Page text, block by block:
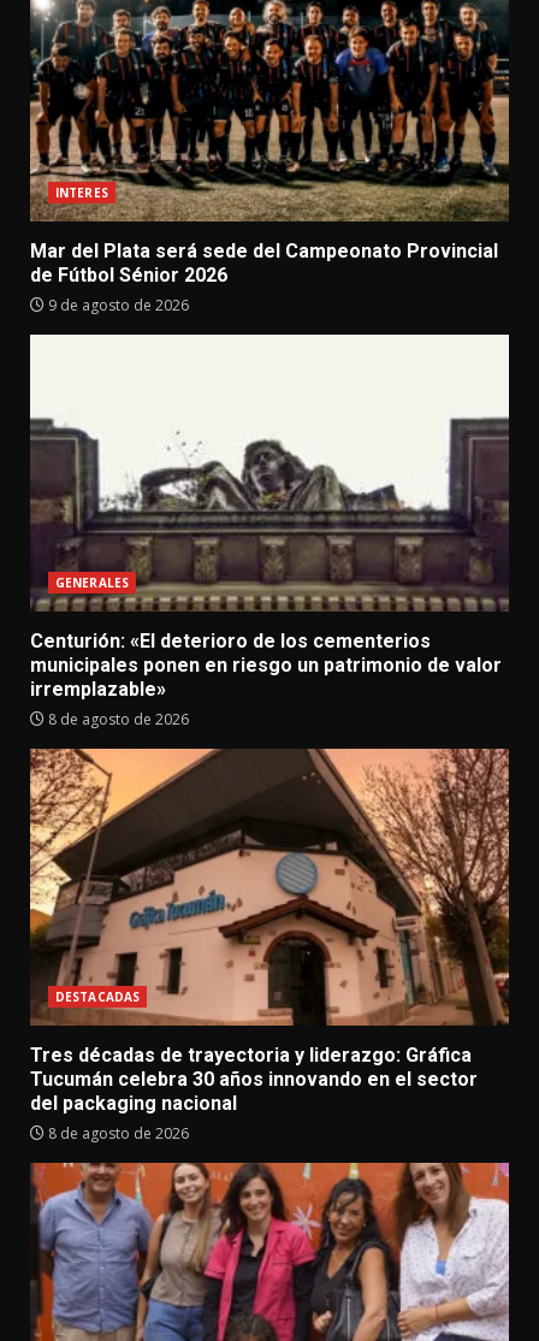
INTERES
Mar del Plata será sede del Campeonato Provincial
de Fútbol Sénior 2026
9 de agosto de 2026
GENERALES
Centurión: «El deterioro de los cementerios
municipales ponen en riesgo un patrimonio de valor
irremplazable»
8 de agosto de 2026
DESTACADAS
Tres décadas de trayectoria y liderazgo: Gráfica
Tucumán celebra 30 años innovando en el sector
del packaging nacional
8 de agosto de 2026